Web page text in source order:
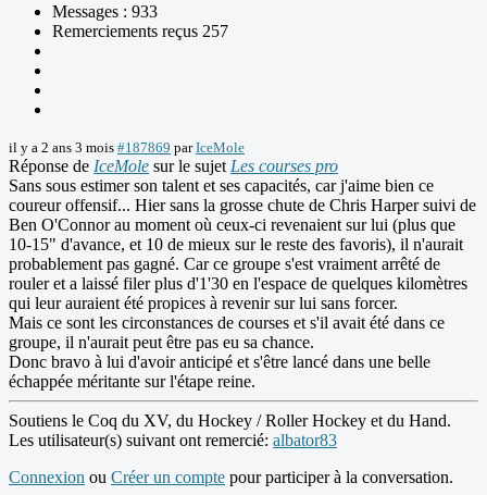
Messages : 933
Remerciements reçus 257
il y a 2 ans 3 mois #187869 parIceMole
Réponse de IceMole sur le sujet Les courses pro
Sans sous estimer son talent et ses capacités, car j'aime bien ce
coureur offensif... Hier sans la grosse chute de Chris Harper suivi de
Ben O'Connor au moment où ceux-ci revenaient sur lui (plus que
10-15" d'avance, et 10 de mieux sur le reste des favoris), il n'aurait
probablement pas gagné. Car ce groupe s'est vraiment arrêté de
rouler et a laissé filer plus d'1'30 en l'espace de quelques kilomètres
qui leur auraient été propices à revenir sur lui sans forcer.
Mais ce sont les circonstances de courses et s'il avait été dans ce
groupe, il n'aurait peut être pas eu sa chance.
Donc bravo à lui d'avoir anticipé et s'être lancé dans une belle
échappée méritante sur l'étape reine.
Soutiens le Coq du XV, du Hockey / Roller Hockey et du Hand.
Les utilisateur(s) suivant ont remercié: albator83
Connexion ou Créer un compte pour participer à la conversation.